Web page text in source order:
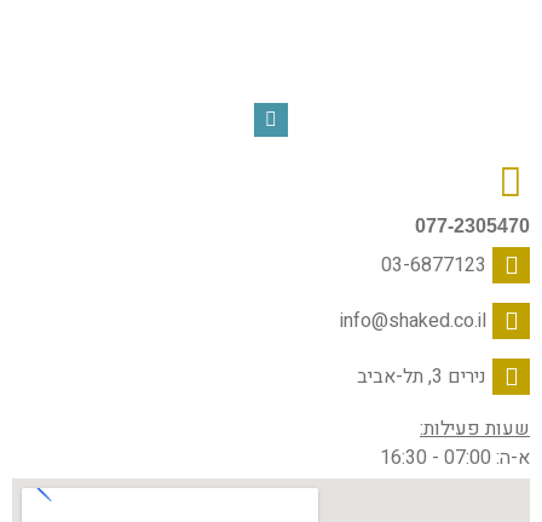
077-2305470
03-6877123
info@shaked.co.il
נירים 3, תל-אביב
שעות פעילות:
א-ה: 07:00 - 16:30